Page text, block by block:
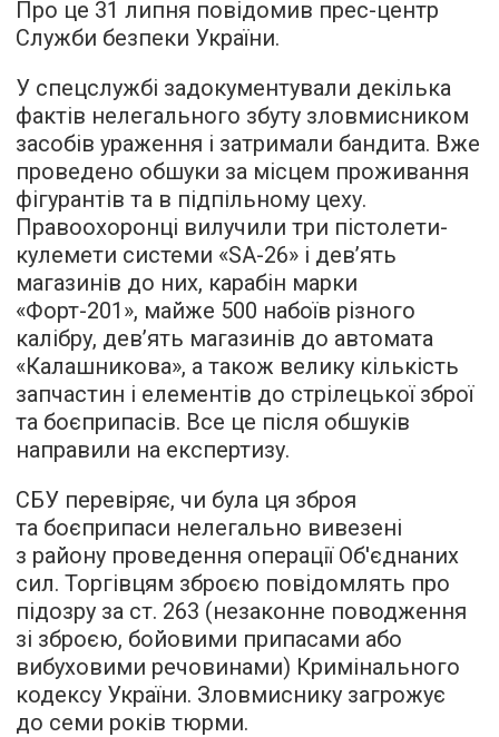
Про це 31 липня повідомив прес-центр
Служби безпеки України.
У спецслужбі задокументували декілька
фактів нелегального збуту зловмисником
засобів ураження і затримали бандита. Вже
проведено обшуки за місцем проживання
фігурантів та в підпільному цеху.
Правоохоронці вилучили три пістолети-
кулемети системи «SA-26» і дев’ять
магазинів до них, карабін марки
«Форт-201», майже 500 набоїв різного
калібру, дев’ять магазинів до автомата
«Калашникова», а також велику кількість
запчастин і елементів до стрілецької зброї
та боєприпасів. Все це після обшуків
направили на експертизу.
СБУ перевіряє, чи була ця зброя
та боєприпаси нелегально вивезені
з району проведення операції Об'єднаних
сил. Торгівцям зброєю повідомлять про
підозру за ст. 263 (незаконне поводження
зі зброєю, бойовими припасами або
вибуховими речовинами) Кримінального
кодексу України. Зловмиснику загрожує
до семи років тюрми.